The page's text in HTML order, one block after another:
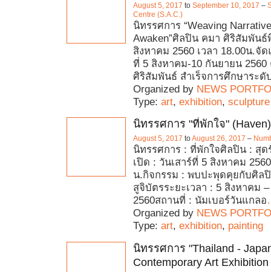
August 5, 2017 to September 10, 2017 –
Centre (S.A.C.)
นิทรรศการ “Weaving
Awaken”ศิลปิน คมา ศิริสัมพันธ์
สิงหาคม 2560 เวลา 18.00น.จั
ที่ 5 สิงหาคม-10 กันยายน 2560
ศิริสัมพันธ์ สำเร็จการศึกษาระ
Organized by NEWS
Type: art, exhibition, sculpture
นิทรรศการ "ที่พักใจ" (Haven)
August 5, 2017 toAugust 26, 2017 –
นิทรรศการ : ที่พักใจศิลปิน : สุด
เปิด : วันเสาร์ที่ 5 สิงหาคม
น.กิจกรรม : พบปะพุดคุยกับศิล
สูจิบัตรระยะเวลา : 5 สิงหาคม
2560สถานที่ : นัมเบอร์วันแกลอ
Organized by NEWS
Type: art, exhibition, painting
นิทรรศการ "Thailand -
Contemporary Art